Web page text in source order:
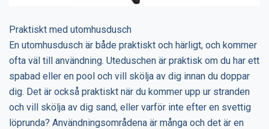
Praktiskt med utomhusdusch
En utomhusdusch är både praktiskt och härligt, och kommer
ofta väl till användning. Uteduschen är praktisk om du har ett
spabad eller en pool och vill skölja av dig innan du doppar
dig. Det är också praktiskt när du kommer upp ur stranden
och vill skölja av dig sand, eller varför inte efter en svettig
löprunda? Användningsområdena är många och det är en